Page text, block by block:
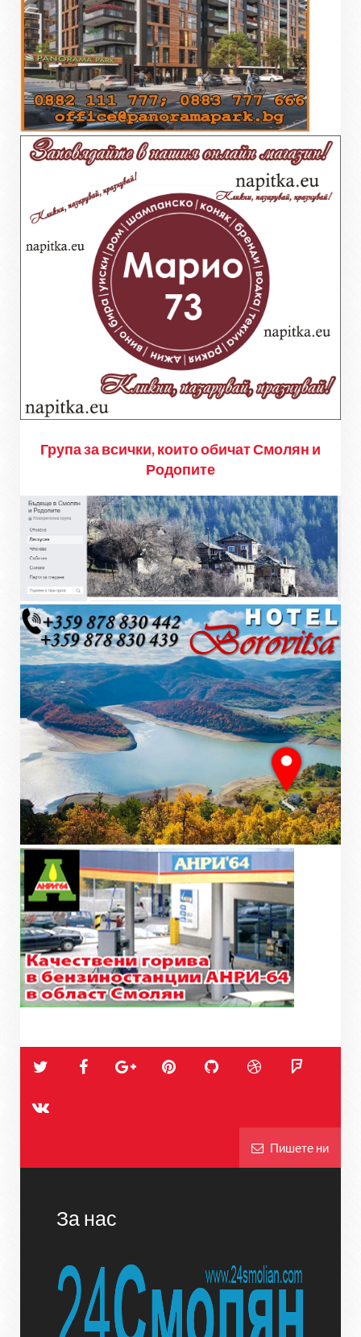
Група за всички, които обичат Смолян и
Родопите
Пишете ни
За нас